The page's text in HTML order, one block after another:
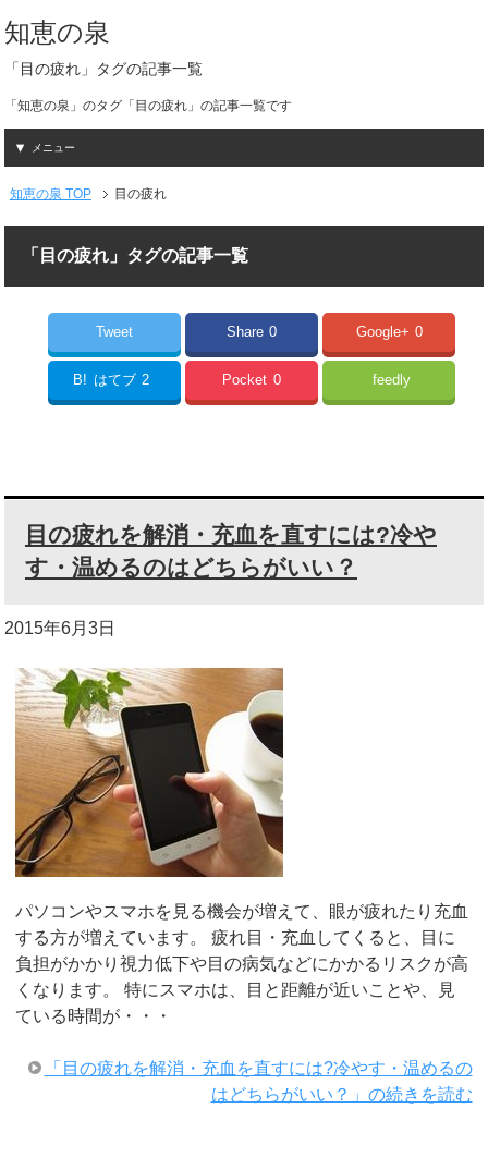
知恵の泉
「目の疲れ」タグの記事一覧
「知恵の泉」のタグ「目の疲れ」の記事一覧です
メニュー
知恵の泉 TOP 目の疲れ
「目の疲れ」タグの記事一覧
Tweet Share 0 Google+ 0
B! はてブ 2 Pocket 0 feedly
目の疲れを解消・充血を直すには?冷や
す・温めるのはどちらがいい？
2015年6月3日
パソコンやスマホを見る機会が増えて、眼が疲れたり充血
する方が増えています。 疲れ目・充血してくると、目に
負担がかかり視力低下や目の病気などにかかるリスクが高
くなります。 特にスマホは、目と距離が近いことや、見
ている時間が・・・
「目の疲れを解消・充血を直すには?冷やす・温めるの
はどちらがいい？」の続きを読む